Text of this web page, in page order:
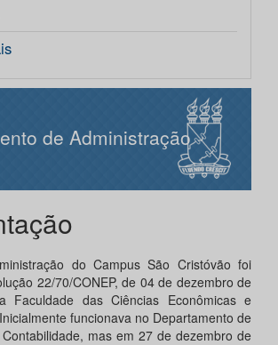
de Administração
do Campus São Cristóvão foi
22/70/CONEP, de 04 de dezembro de
Faculdade das Ciências Econômicas e
funcionava no Departamento de
mas em 27 de dezembro de